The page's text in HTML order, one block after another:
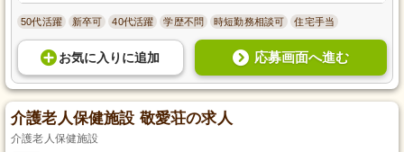
50代活躍 新卒可 40代活躍 学歴不問 時短勤務相談可 住宅手当
お気に入り に追加 応募画面へ進む
介護老人保健施設 敬愛荘の求人
介護老人保健施設